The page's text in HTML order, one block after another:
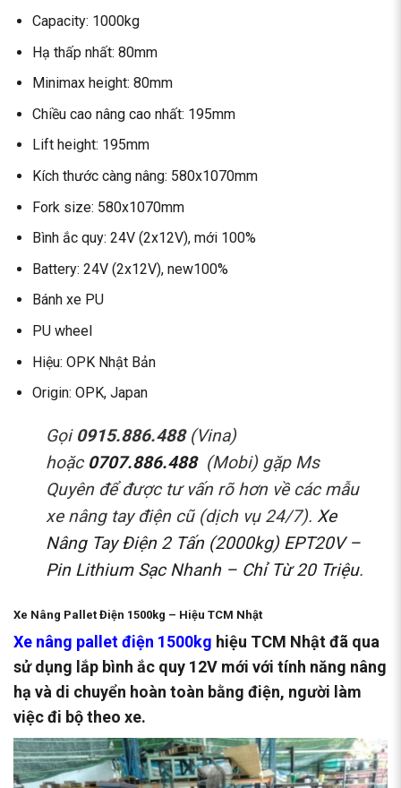
Capacity: 1000kg
Hạ thấp nhất: 80mm
Minimax height: 80mm
Chiều cao nâng cao nhất: 195mm
Lift height: 195mm
Kích thước càng nâng: 580x1070mm
Fork size: 580x1070mm
Bình ắc quy: 24V (2x12V), mới 100%
Battery: 24V (2x12V), new100%
Bánh xe PU
PU wheel
Hiệu: OPK Nhật Bản
Origin: OPK, Japan
Gọi 0915.886.488(Vina)
hoặc 0707.886.488 (Mobi) gặp Ms
Quyên để được tư vấn rõ hơn về các mẫu
xe nâng tay điện cũ (dịch vụ 24/7). Xe
Nâng Tay Điện 2 Tấn (2000kg) EPT20V –
Pin Lithium Sạc Nhanh – Chỉ Từ 20 Triệu.
Xe Nâng Pallet Điện 1500kg – Hiệu TCM Nhật
Xe nâng pallet điện 1500kg hiệu TCM Nhật đã qua
sử dụng lắp bình ắc quy 12V mới với tính năng nâng
hạ và di chuyển hoàn toàn bằng điện, người làm
việc đi bộ theo xe.